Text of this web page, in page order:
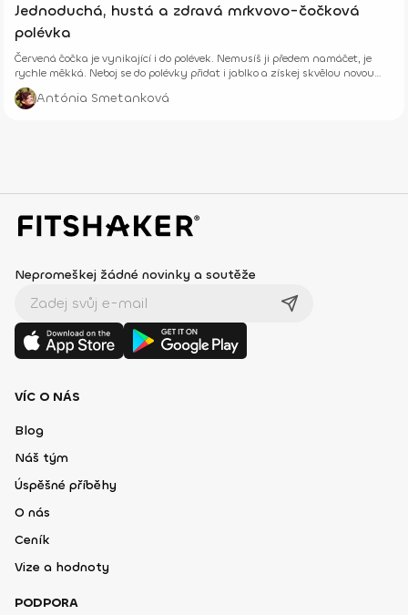
Jednoduchá, hustá a zdravá mrkvovo-čočková
polévka
Červená čočka je vynikající i do polévek. Nemusíš ji předem namáčet, je
rychle měkká. Neboj se do polévky přidat i jablko a získej skvělou novou
chuť!
Antónia Smetanková
Nepromeškej žádné novinky a soutěže
VÍC O NÁS
Blog
Náš tým
Úspěšné příběhy
O nás
Ceník
Vize a hodnoty
PODPORA